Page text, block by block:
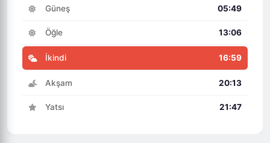
Güneş 05:49
Öğle 13:06
İkindi 16:59
Akşam 20:13
Yatsı 21:47